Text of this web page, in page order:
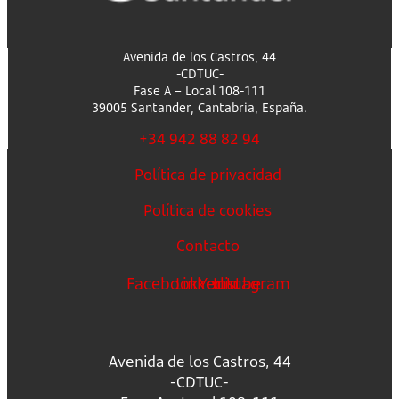
Avenida de los Castros, 44
-CDTUC-
Fase A – Local 108-111
39005 Santander, Cantabria, España.
+34 942 88 82 94
Política de privacidad
Política de cookies
Contacto
FacebookLinkedin
Youtube
Instagram
Avenida de los Castros, 44
-CDTUC-